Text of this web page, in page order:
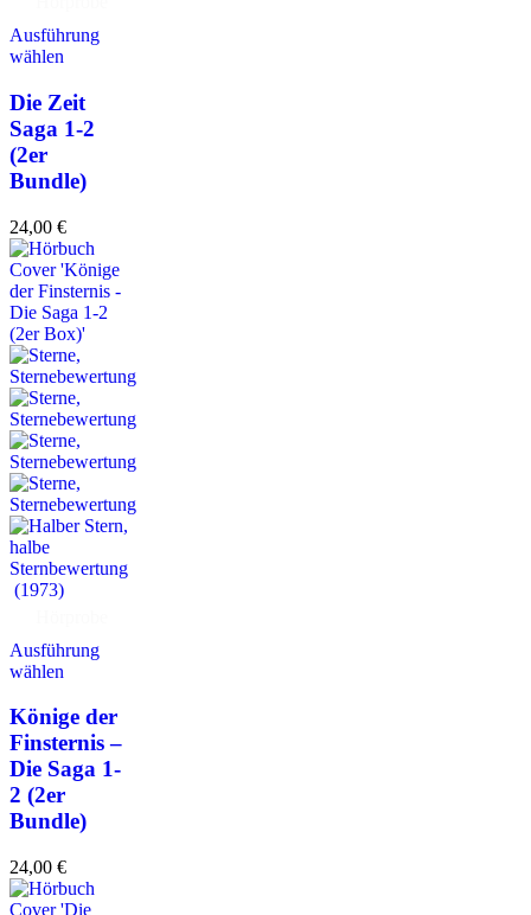
Ausführung
wählen
Die Zeit
Saga 1-2
(2er
Bundle)
24,00 €
(1973)
Ausführung
wählen
Könige der
Finsternis –
Die Saga 1-
2 (2er
Bundle)
24,00 €